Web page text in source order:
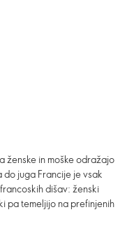
ženske in moške odražajo
juga Francije je vsak
dišav: ženski
pa temeljijo na prefinjenih